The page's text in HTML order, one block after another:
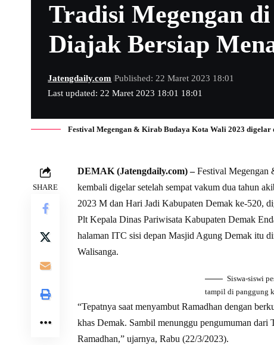
Tradisi Megengan
Diajak Bersiap
Last updated: 22 Maret 2023 18:01 18:01
Jatengdaily.com Published: 22 Maret 2023 18:01
Festival Megengan & Kirab Budaya Kota Wali 2023 digelar
SHARE
DEMAK (Jatengdaily.com) –Festival Megengan
kembali digelar setelah sempat vakum dua tahun
2023 M dan Hari Jadi Kabupaten Demak ke-520,
Plt Kepala Dinas Pariwisata Kabupaten Demak
halaman ITC sisi depan Masjid Agung Demak itu
Walisanga.
Siswa-siswi
tampil di panggung
“Tepatnya saat menyambut Ramadhan dengan
khas Demak. Sambil menunggu pengumuman
Ramadhan,” ujarnya, Rabu (22/3/2023).